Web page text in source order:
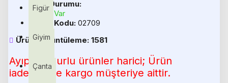
Figür
Giyim
Çanta
Stok Durumu:
Stokta Var
Ürün Kodu: 02709
Ürün Görüntüleme: 1581
Ayıplı/Kusurlu ürünler harici; Ürün
iadelerinde kargo müşteriye aittir.